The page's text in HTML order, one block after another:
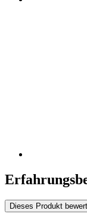
Dieses Produkt